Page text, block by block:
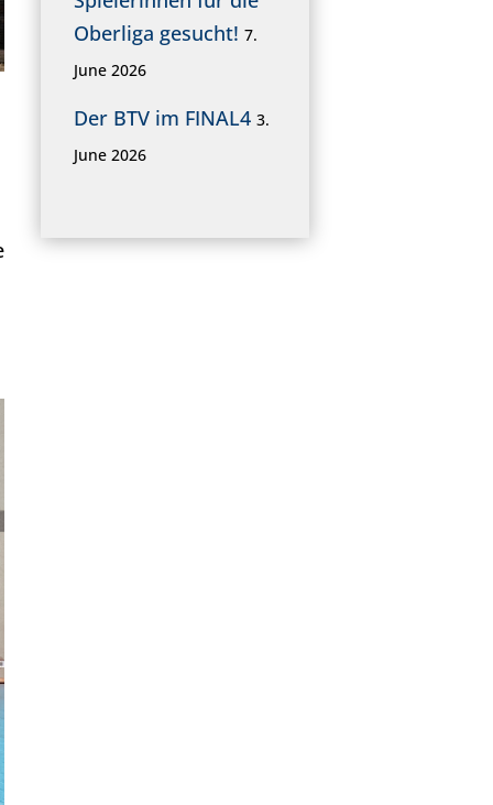
Oberliga gesucht! 7.
June 2026
Der BTV im FINAL4 3.
June 2026